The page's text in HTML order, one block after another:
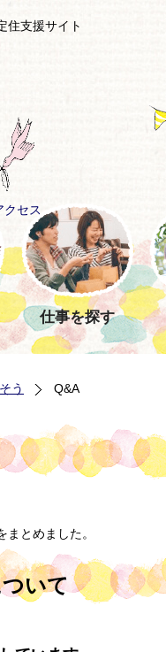
住支援サイト
仕事を探す
クセス
う Q&A
まとめました。
いて